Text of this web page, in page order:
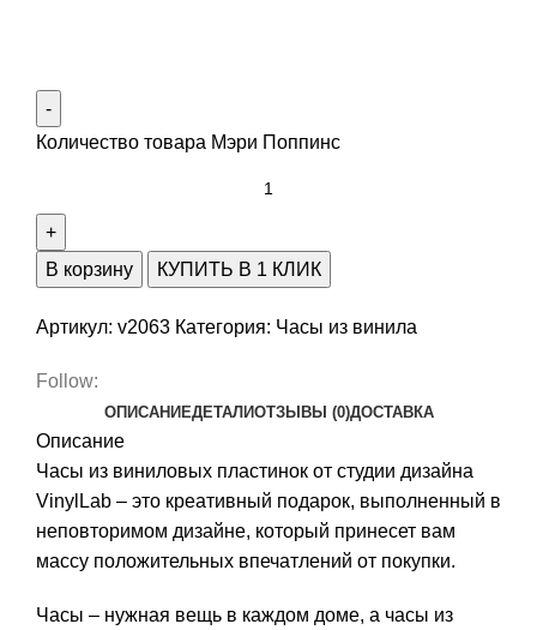
Количество товара Мэри Поппинс
В корзину КУПИТЬ В 1 КЛИК
Артикул: v2063 Категория: Часы из винила
Follow:
ОПИСАНИЕДЕТАЛИОТЗЫВЫ (0)ДОСТАВКА
Описание
Часы из виниловых пластинок от студии дизайна
VinylLab – это креативный подарок, выполненный в
неповторимом дизайне, который принесет вам
массу положительных впечатлений от покупки.
Часы – нужная вещь в каждом доме, а часы из